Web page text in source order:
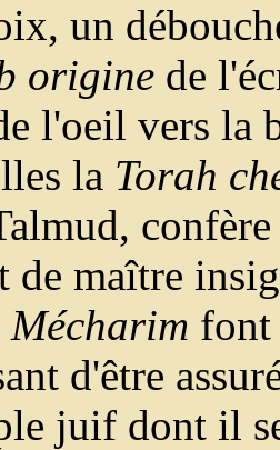
un
origine de
l'oeil vers la
la Torah
de maître
font
d'être
juif dont il